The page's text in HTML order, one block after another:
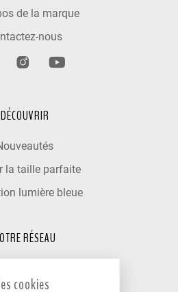
de la marque
nous
DÉCOUVRIR
la taille parfaite
lumière bleue
RÉSEAU
cookies